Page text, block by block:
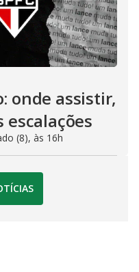
onde assistir,
escalações
(8), às 16h